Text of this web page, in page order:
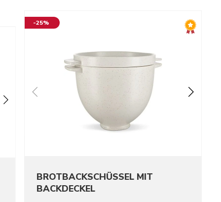
-25%
BROTBACKSCHÜSSEL MIT
BACKDECKEL